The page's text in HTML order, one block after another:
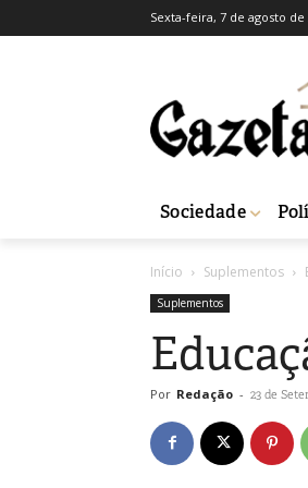
Sexta-feira, 7 de agosto de
Sociedade
Início Suplementos
Suplementos
Por Redação - 23 de